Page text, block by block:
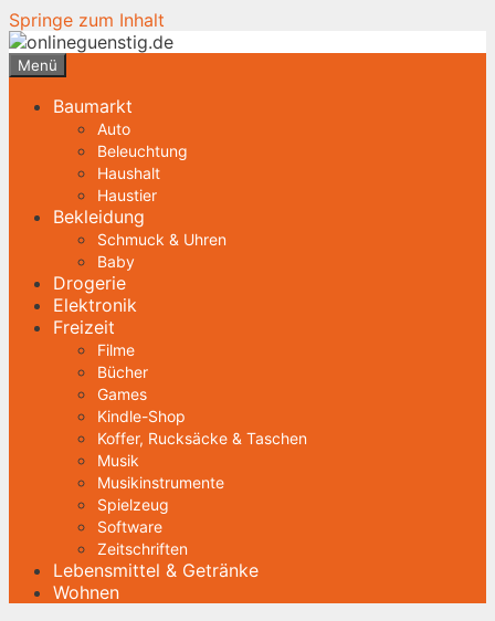
Springe zum Inhalt
Menü
Baumarkt
Auto
Beleuchtung
Haushalt
Haustier
Bekleidung
Schmuck & Uhren
Baby
Drogerie
Elektronik
Freizeit
Filme
Bücher
Games
Kindle-Shop
Koffer, Rucksäcke & Taschen
Musik
Musikinstrumente
Spielzeug
Software
Zeitschriften
Lebensmittel & Getränke
Wohnen